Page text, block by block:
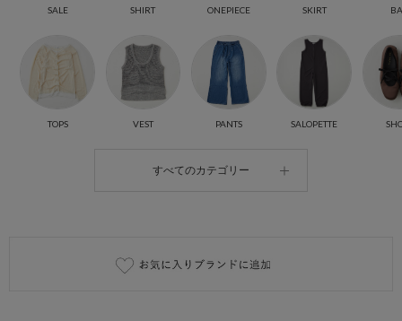
SALE
TOPS
SHIRT
VEST
ONEPIECE
PANTS
SKIRT
SALOPETTE
すべてのカテゴリー